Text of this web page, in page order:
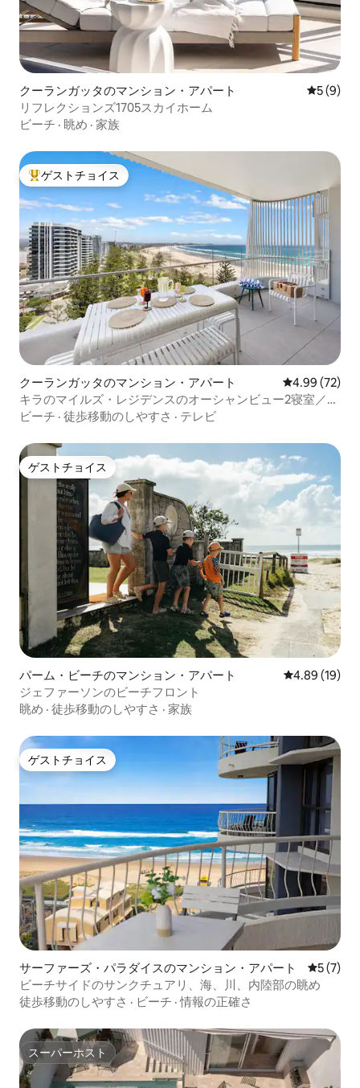
クーランガッタのマンション・アパート レビュー
5 (9)
リフレクションズ1705スカイホーム
ビーチ · 眺め · 家族
大好評のゲストチョイスです。
ゲストチョイス
クーランガッタのマンション・アパート レビュー72
4.99 (72)
キラのマイルズ・レジデンスのオーシャンビュー2寝室／2
バスルーム
ビーチ · 徒歩移動のしやすさ · テレビ
ゲストチョイス
ゲストチョイス
パーム・ビーチのマンション・アパート レビュー19
4.89 (19)
ジェファーソンのビーチフロント
眺め · 徒歩移動のしやすさ · 家族
ゲストチョイス
ゲストチョイス
サーファーズ・パラダイスのマンション・アパート レビュー
5 (7)
ビーチサイドのサンクチュアリ、海、川、内陸部の眺め
徒歩移動のしやすさ · ビーチ ·情報の正確さ
スーパーホスト
スーパーホスト